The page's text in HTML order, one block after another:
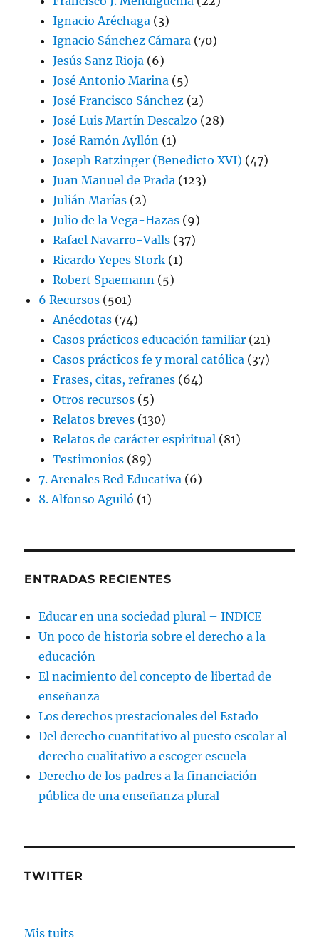
Ignacio Aréchaga (3)
Ignacio Sánchez Cámara (70)
Jesús Sanz Rioja (6)
José Antonio Marina (5)
José Francisco Sánchez (2)
José Luis Martín Descalzo (28)
José Ramón Ayllón (1)
Joseph Ratzinger (Benedicto XVI) (47)
Juan Manuel de Prada (123)
Julián Marías (2)
Julio de la Vega-Hazas (9)
Rafael Navarro-Valls (37)
Ricardo Yepes Stork (1)
Robert Spaemann (5)
6 Recursos (501)
Anécdotas (74)
Casos prácticos educación familiar (21)
Casos prácticos fe y moral católica (37)
Frases, citas, refranes (64)
Otros recursos (5)
Relatos breves (130)
Relatos de carácter espiritual (81)
Testimonios (89)
7. Arenales Red Educativa (6)
8. Alfonso Aguiló (1)
ENTRADAS RECIENTES
Educar en una sociedad plural – INDICE
Un poco de historia sobre el derecho a la
educación
El nacimiento del concepto de libertad de
enseñanza
Los derechos prestacionales del Estado
Del derecho cuantitativo al puesto escolar al
derecho cualitativo a escoger escuela
Derecho de los padres a la financiación
pública de una enseñanza plural
TWITTER
Mis tuits